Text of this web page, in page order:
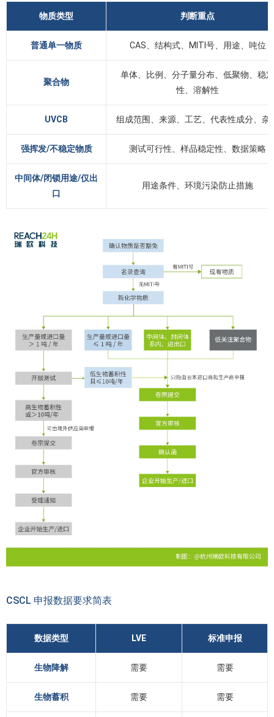
物质类型 判断重点
普通单一物质 CAS、结构式、MITI号、用途、吨位
聚合物
单体、比例、分子量分布、低聚物、稳定
性、溶解性
UVCB 组成范围、来源、工艺、代表性成分、杂
强挥发/不稳定物质 测试可行性、样品稳定性、数据策略
中间体/闭锁用途/仅出
口
用途条件、环境污染防止措施
CSCL 申报数据要求简表
数据类型 LVE 标准申报
生物降解 需要 需要
生物蓄积 需要 需要